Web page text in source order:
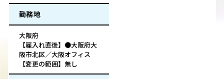
勤務地
大阪府
【雇入れ直後】●大阪府大
阪市北区／大阪オフィス
【変更の範囲】無し